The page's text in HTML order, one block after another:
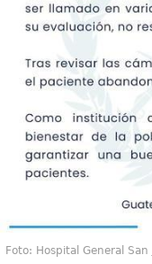
Foto: Hospital General San